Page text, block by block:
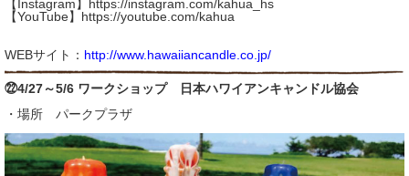
【Instagram】 https://instagram.com/kahua_hs
【YouTube】 https://youtube.com/kahua
WEBサイト： http://www.hawaiiancandle.co.jp/
㉒4/27～5/6 ワークショップ 日本ハワイアンキャンドル協会
・場所 パークプラザ